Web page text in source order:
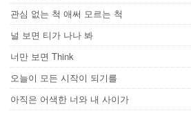
관심 없는 척 애써 모르는 척
널 보면 티가 나나 봐
너만 보면 Think
오늘이 모든 시작이 되기를
아직은 어색한 너와 내 사이가